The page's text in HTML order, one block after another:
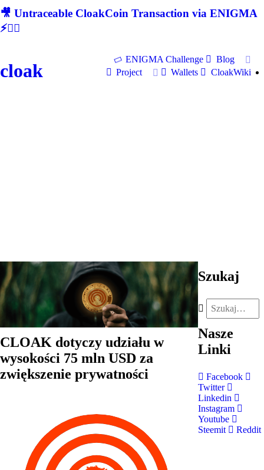
🎥 Untraceable CloakCoin Transaction via ENIGMA
⚡🕵‍♂
cloak
ENIGMA Challenge
Blog
Project
Wallets CloakWiki
CLOAK dotyczy udziału w
wysokości 75 mln USD za
zwiększenie prywatności
Szukaj
Nasze
Linki
Facebook
Twitter
Linkedin
Instagram
Youtube
Steemit
Reddit